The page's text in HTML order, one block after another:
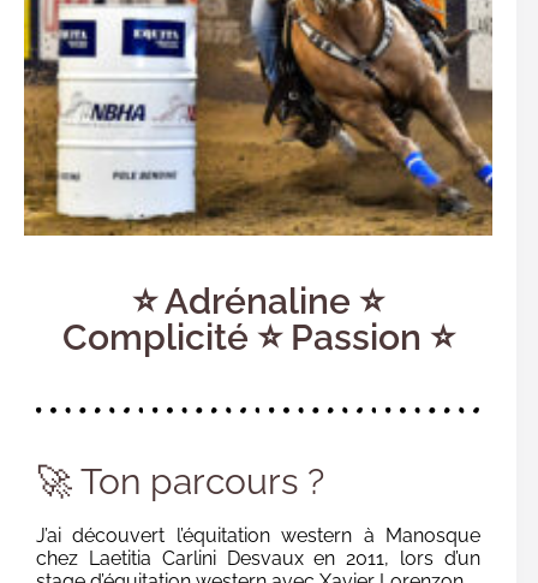
⭐ Adrénaline ⭐
Complicité ⭐ Passion ⭐
🚀 Ton parcours ?
J’ai découvert l’équitation western à Manosque
chez Laetitia Carlini Desvaux en 2011, lors d’un